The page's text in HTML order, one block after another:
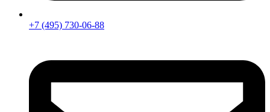
+7 (495) 730-06-88